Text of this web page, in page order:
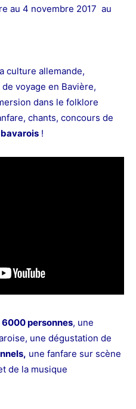
au 4 novembre 2017 au
culture allemande,
voyage en Bavière,
dans le folklore
chants, concours de
!
6000 personnes, une
une dégustation de
une fanfare sur scène
de la musique